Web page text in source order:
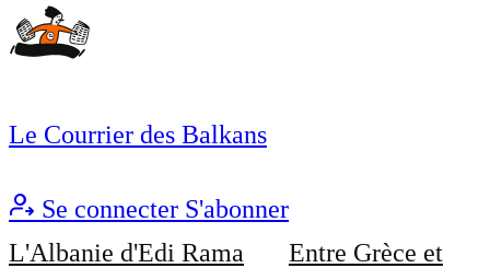
Le Courrier des Balkans
Se connecter S'abonner
L'Albanie d'Edi Rama
Entre Grèce et